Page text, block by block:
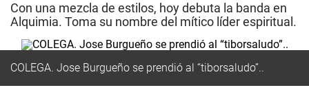
Con una mezcla de estilos, hoy debuta la banda en
Alquimia. Toma su nombre del mítico líder espiritual.
COLEGA. Jose Burgueño se prendió al “tiborsaludo”..